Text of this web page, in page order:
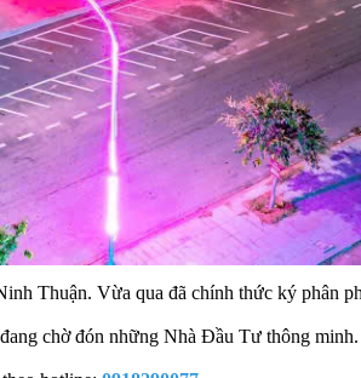
Thuận. Vừa qua đã chính thức ký phân
chờ đón những Nhà Đầu Tư thông minh.